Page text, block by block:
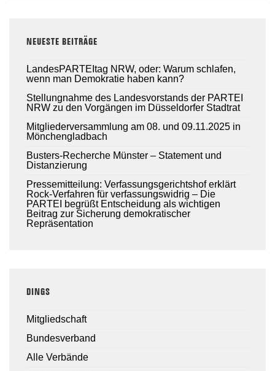
NEUESTE BEITRÄGE
LandesPARTEItag NRW, oder: Warum schlafen,
wenn man Demokratie haben kann?
Stellungnahme des Landesvorstands der PARTEI
NRW zu den Vorgängen im Düsseldorfer Stadtrat
Mitgliederversammlung am 08. und 09.11.2025 in
Mönchengladbach
Busters-Recherche Münster – Statement und
Distanzierung
Pressemitteilung: Verfassungsgerichtshof erklärt
Rock-Verfahren für verfassungswidrig – Die
PARTEI begrüßt Entscheidung als wichtigen
Beitrag zur Sicherung demokratischer
Repräsentation
DINGS
Mitgliedschaft
Bundesverband
Alle Verbände